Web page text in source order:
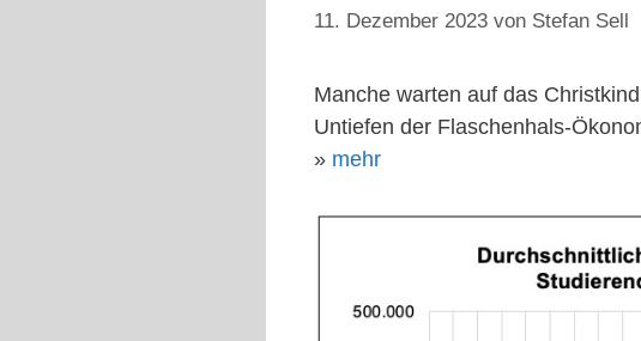
11. Dezember 2023 von Stefan Sell
Manche warten auf das
Untiefen der Flaschenhals-
» mehr